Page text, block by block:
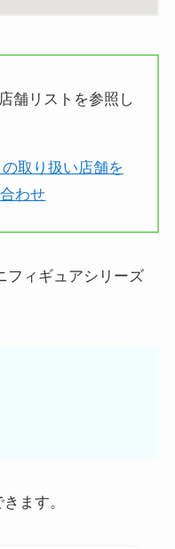
舗リストを参照し
取 り 扱い店舗を
わせ
フィギュアシリーズ
ます。